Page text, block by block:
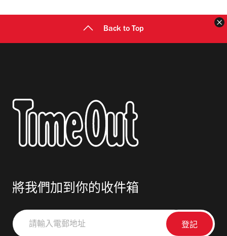
Back to Top
將我們加到你的收件箱
請
輸